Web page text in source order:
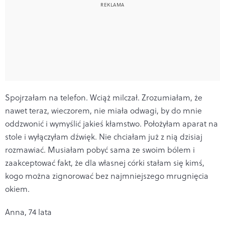
Spojrzałam na telefon. Wciąż milczał. Zrozumiałam, że
nawet teraz, wieczorem, nie miała odwagi, by do mnie
oddzwonić i wymyślić jakieś kłamstwo. Położyłam aparat na
stole i wyłączyłam dźwięk. Nie chciałam już z nią dzisiaj
rozmawiać. Musiałam pobyć sama ze swoim bólem i
zaakceptować fakt, że dla własnej córki stałam się kimś,
kogo można zignorować bez najmniejszego mrugnięcia
okiem.
Anna, 74 lata